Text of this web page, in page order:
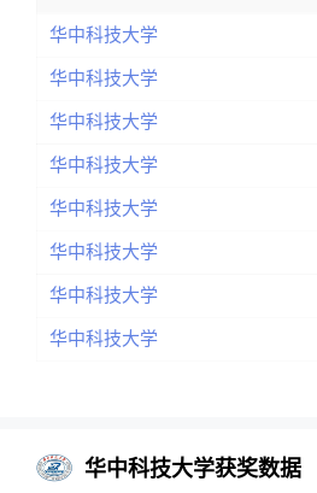
华中科技大学
华中科技大学
华中科技大学
华中科技大学
华中科技大学
华中科技大学
华中科技大学
华中科技大学
华中科技大学获奖数据